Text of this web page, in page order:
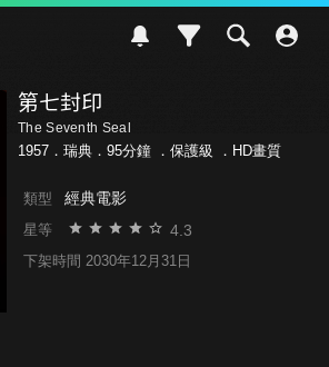
第七封印
The Seventh Seal
1957．瑞典．95分鐘 ． 保護級 ．HD畫質
類型 經典電影
星等 4.3
下架時間 2030年12月31日